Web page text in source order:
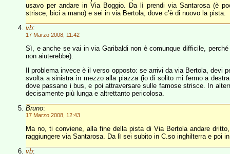
usavo per andare in Via Boggio. Da lì prendi via Santarosa (è
strisce, bici a mano) e sei in via Bertola, dove c’è di nuovo la pista.
vb:
17 Marzo 2008, 11:42
Sì, e anche se vai in via Garibaldi non è comunque difficile,
non aiuterebbe).
Il problema invece è il verso opposto: se arrivi da via Bertola, devi
svolta a sinistra in mezzo alla piazza (io di solito mi fermo a
dove passano i bus, e poi attraversare sulle famose strisce. In
decisamente più lunga e altrettanto pericolosa.
Bruno:
17 Marzo 2008, 12:43
Ma no, ti conviene, alla fine della pista di Via Bertola andare
raggiungere via Santarosa. Da lì sei subito in C.so inghilterra e poi
vb: